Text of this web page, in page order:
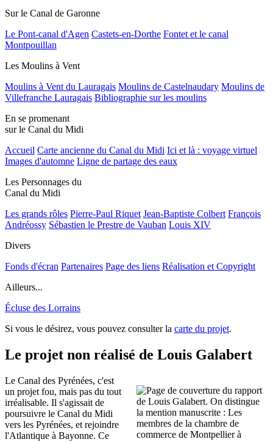
Sur le Canal de Garonne
Le Pont-canal d'Agen Castets-en-Dorthe Fontet et le canal
Montpouillan
Les Moulins à Vent
Moulins à Vent du Lauragais Moulins de Castelnaudary Moulins de
Villefranche Lauragais Bibliographie sur les moulins
En se promenant
sur le Canal du Midi
Accueil Carte ancienne du Canal du Midi Ici et là : voyage virtuel
Images d'automne Ligne de partage des eaux
Les Personnages du
Canal du Midi
Les grands rôles Pierre-Paul Riquet Jean-Baptiste Colbert François
Andréossy Sébastien le Prestre de Vauban Louis XIV
Divers
Fonds d'écran Partenaires Page des liens Réalisation et Copyright
Ailleurs...
Écluse des Lorrains
Si vous le désirez, vous pouvez consulter la carte du projet.
Le projet non réalisé de Louis Galabert
Le Canal des Pyrénées, c'est
un projet fou, mais pas du tout
irréalisable. Il s'agissait de
poursuivre le Canal du Midi
vers les Pyrénées, et rejoindre
l'Atlantique à Bayonne. Ce